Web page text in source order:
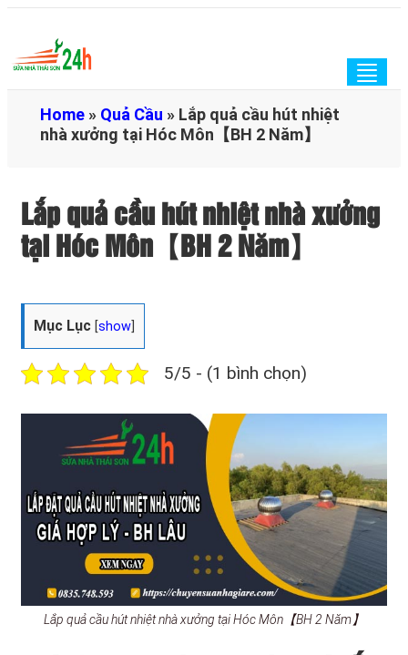
Home » Quả Cầu » Lắp quả cầu hút nhiệt
nhà xưởng tại Hóc Môn【BH 2 Năm】
Lắp quả cầu hút nhiệt nhà xưởng
tại Hóc Môn【BH 2 Năm】
Mục Lục [show
5/5 - (1 bình chọn)
Lắp quả cầu hút nhiệt nhà xưởng tại Hóc Môn【BH 2 Năm】